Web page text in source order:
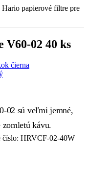
Hario papierové filtre pre
02 40 ks
čierna
02 sú veľmi jemné,
zomletú kávu.
číslo: HRVCF-02-40W